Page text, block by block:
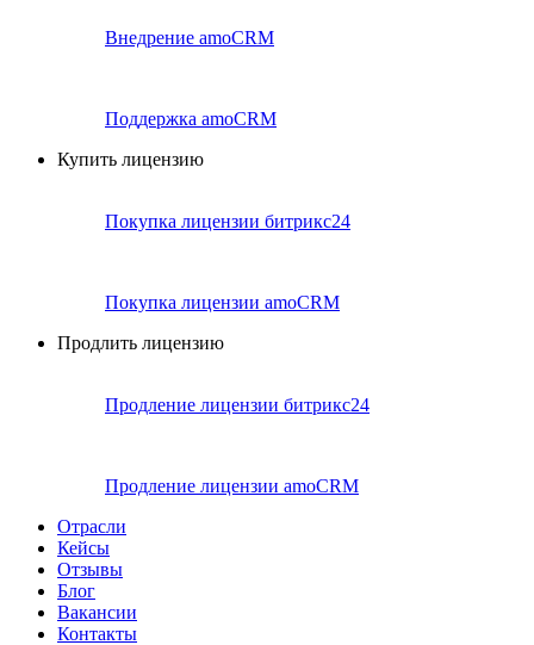
Внедрение amoCRM
Поддержка amoCRM
Купить лицензию
Покупка лицензии битрикс24
Покупка лицензии amoCRM
Продлить лицензию
Продление лицензии битрикс24
Продление лицензии amoCRM
Отрасли
Кейсы
Отзывы
Блог
Вакансии
Контакты